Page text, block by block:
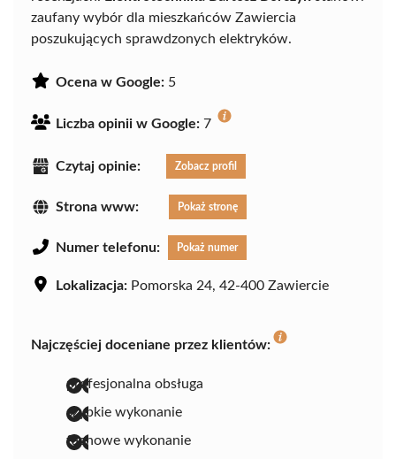
zaufany wybór dla mieszkańców Zawiercia
poszukujących sprawdzonych elektryków.
Ocena w Google: 5
Liczba opinii w Google: 7
Czytaj opinie: Zobacz profil
Strona www: Pokaż stronę
Numer telefonu: Pokaż numer
Lokalizacja: Pomorska 24, 42-400 Zawiercie
Najczęściej doceniane przez klientów:
profesjonalna obsługa
szybkie wykonanie
fachowe wykonanie